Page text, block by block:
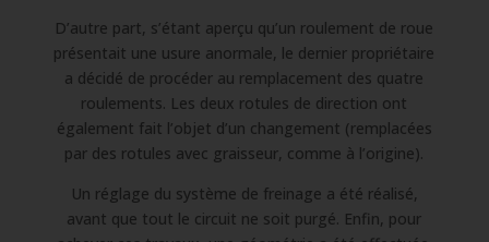
D’autre part, s’étant aperçu qu’un roulement de roue
présentait une usure anormale, le dernier propriétaire
a décidé de procéder au remplacement des quatre
roulements. Les deux rotules de direction ont
également fait l’objet d’un changement (remplacées
par des rotules avec graisseur, comme à l’origine).
Un réglage du système de freinage a été réalisé,
avant que tout le circuit ne soit purgé. Enfin, pour